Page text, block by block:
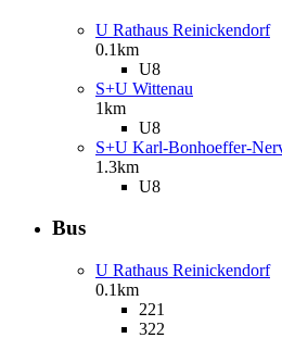
U Rathaus Reinickendorf
0.1km
U8
S+U Wittenau
1km
U8
S+U Karl-Bonhoeffer-
1.3km
U8
Bus
U Rathaus Reinickendorf
0.1km
221
322